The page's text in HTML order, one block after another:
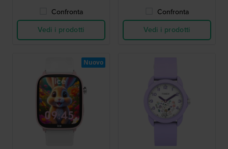
Confronta
Vedi i prodotti
Confronta
Vedi i prodotti
Nuovo